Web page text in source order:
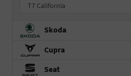
T7 California
Skoda
Cupra
Seat